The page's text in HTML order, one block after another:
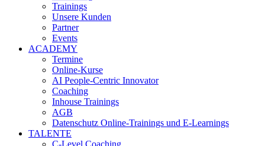
Trainings
Unsere Kunden
Partner
Events
ACADEMY
Termine
Online-Kurse
AI People-Centric Innovator
Coaching
Inhouse Trainings
AGB
Datenschutz Online-Trainings und E-Learnings
TALENTE
C-Level Coaching